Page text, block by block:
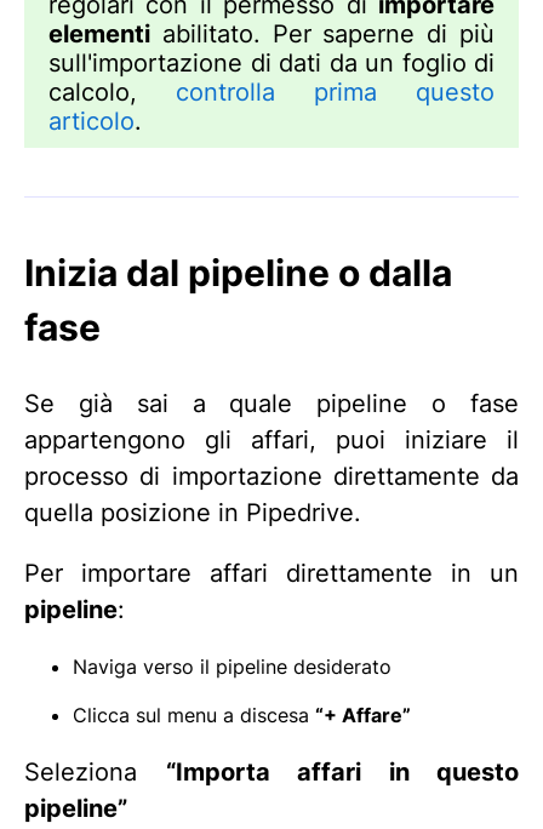
elementi abilitato. Per saperne di più
sull'importazione di dati da un foglio di
calcolo, controlla prima questo
articolo.
Inizia dal pipeline o dalla
fase
Se già sai a quale pipeline o fase
appartengono gli affari, puoi iniziare il
processo di importazione direttamente da
quella posizione in Pipedrive.
Per importare affari direttamente in un
pipeline:
Naviga verso il pipeline desiderato
Clicca sul menu a discesa “+ Affare”
Seleziona “Importa affari in questo
pipeline”